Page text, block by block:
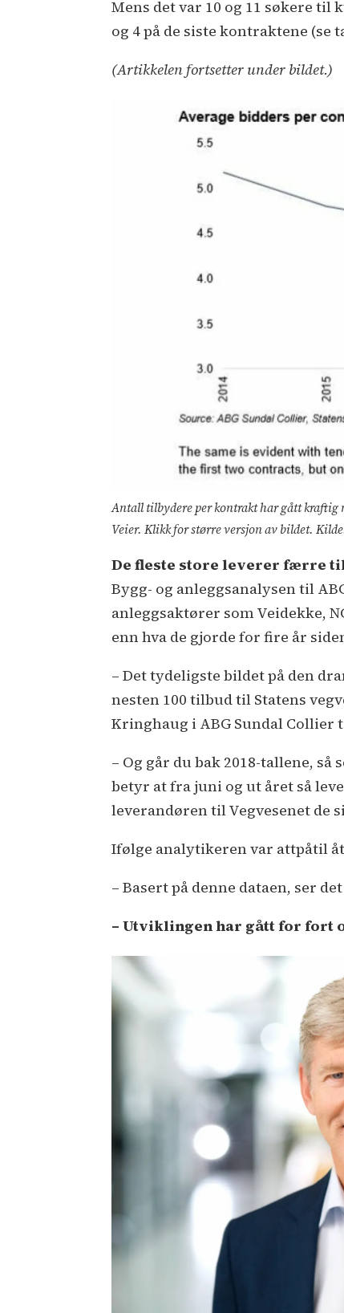
Mens det var 10 og 11 søkere
og 4 på de siste kontraktene (se
(Artikkelen fortsetter under bildet.)
Antall tilbydere per kontrakt har gått kraftig
Veier. Klikk for større versjon av bildet.
De fleste store leverer færre
Bygg- og anleggsanalysen til
anleggsaktører som Veidekke,
enn hva de gjorde for fire år
– Det tydeligste bildet på den
nesten 100 tilbud til Statens
Kringhaug i ABG Sundal
– Og går du bak 2018-tallene,
betyr at fra juni og ut året så
leverandøren til Vegvesenet de
Ifølge analytikeren var attpåtil
– Basert på denne dataen, ser
– Utviklingen har gått for fort